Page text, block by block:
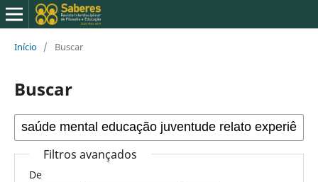
Início / Buscar
Buscar
Filtros avançados
De